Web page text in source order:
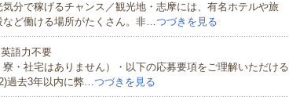
分で稼げるチャンス／観光地・志摩には、有名ホテルや旅
ど働ける場所がたくさん。非…つづきを見る
語力不要
寮・社宅はありません）・以下の応募要項をご理解いただける
過去3年以内に弊…つづきを見る